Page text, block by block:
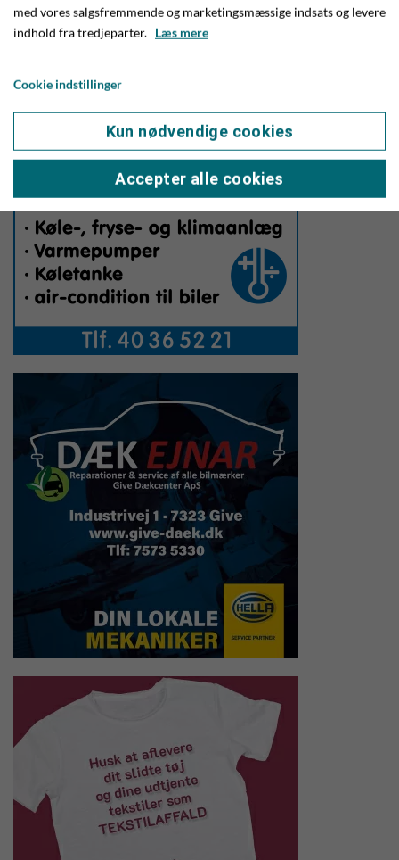
pausen.
med vores salgsfremmende og marketingsmæssige indsats og levere
indhold fra tredjeparter. Læs mere
Cookie indstillinger
Kun nødvendige cookies
Accepter alle cookies